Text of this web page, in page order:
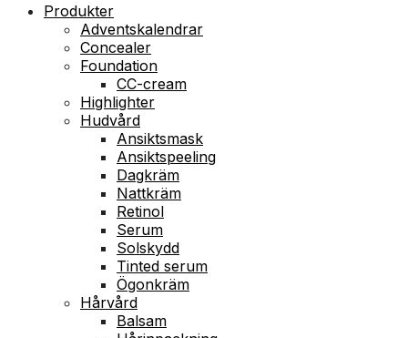
Produkter
Adventskalendrar
Concealer
Foundation
CC-cream
Highlighter
Hudvård
Ansiktsmask
Ansiktspeeling
Dagkräm
Nattkräm
Retinol
Serum
Solskydd
Tinted serum
Ögonkräm
Hårvård
Balsam